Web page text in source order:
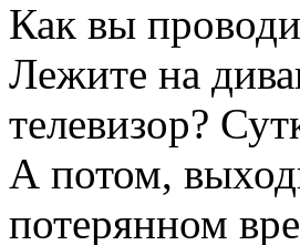
Как вы
Лежите на
телевизор?
А потом,
потерянном